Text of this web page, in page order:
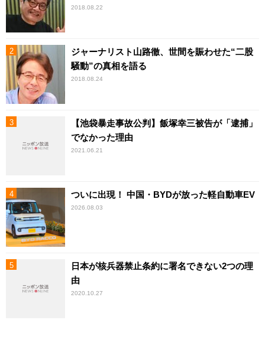
2018.08.22
ジャーナリスト山路徹、世間を賑わせた“二股
騒動”の真相を語る
2018.08.24
【池袋暴走事故公判】飯塚幸三被告が「逮捕」
でなかった理由
2021.06.21
ついに出現！ 中国・BYDが放った軽自動車EV
2026.08.03
日本が核兵器禁止条約に署名できない2つの理
由
2020.10.27